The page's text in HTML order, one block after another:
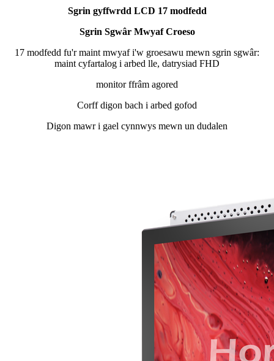
Sgrin gyffwrdd LCD 17 modfedd
Sgrin Sgwâr Mwyaf Croeso
17 modfedd fu'r maint mwyaf i'w groesawu mewn sgrin sgwâr:
maint cyfartalog i arbed lle, datrysiad FHD
monitor ffrâm agored
Corff digon bach i arbed gofod
Digon mawr i gael cynnwys mewn un dudalen